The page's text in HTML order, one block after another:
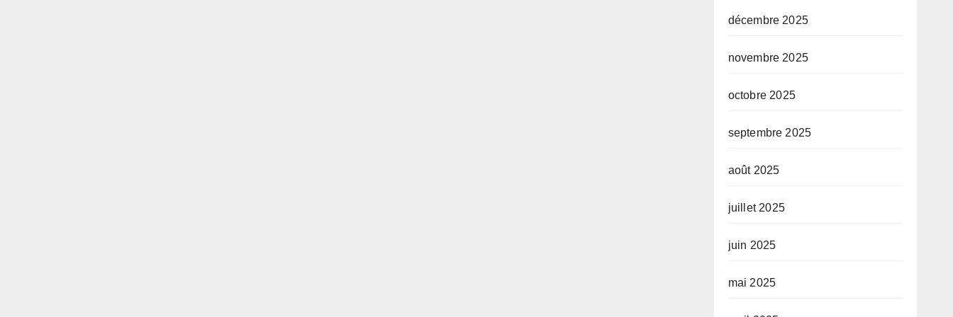
décembre 2025
novembre 2025
octobre 2025
septembre 2025
août 2025
juillet 2025
juin 2025
mai 2025